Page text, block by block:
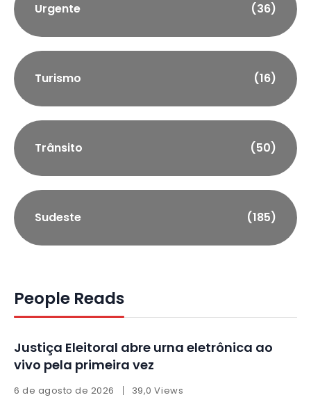
Urgente (36)
Turismo (16)
Trânsito (50)
Sudeste (185)
People Reads
Justiça Eleitoral abre urna eletrônica ao
vivo pela primeira vez
6 de agosto de 2026 39,0 Views